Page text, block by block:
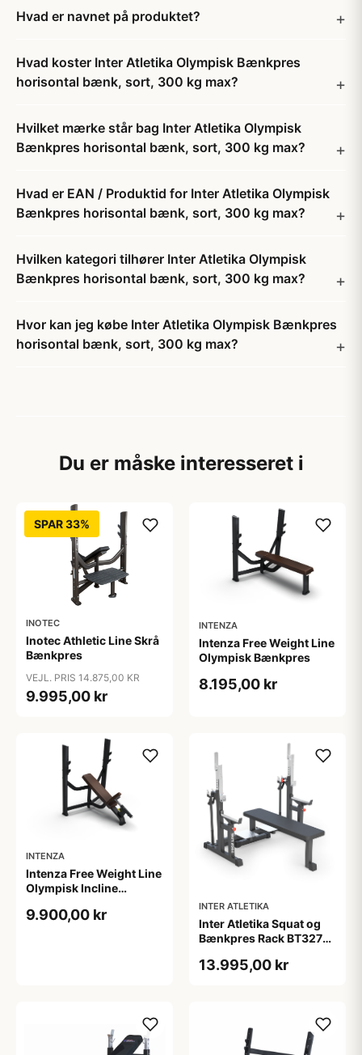
Hvad er navnet på produktet?
Hvad koster Inter Atletika Olympisk Bænkpres
horisontal bænk, sort, 300 kg max?
Hvilket mærke står bag Inter Atletika Olympisk
Bænkpres horisontal bænk, sort, 300 kg max?
Hvad er EAN / Produktid for Inter Atletika Olympisk
Bænkpres horisontal bænk, sort, 300 kg max?
Hvilken kategori tilhører Inter Atletika Olympisk
Bænkpres horisontal bænk, sort, 300 kg max?
Hvor kan jeg købe Inter Atletika Olympisk Bænkpres
horisontal bænk, sort, 300 kg max?
Du er måske interesseret i
SPAR 33%
INOTEC
Inotec Athletic Line Skrå
Bænkpres
VEJL. PRIS 14.875,00 KR
9.995,00 kr
INTENZA
Intenza Free Weight Line
Olympisk Bænkpres
8.195,00 kr
INTENZA
Intenza Free Weight Line
Olympisk Incline
9.900,00 kr
INTER ATLETIKA
Inter Atletika Squat og
Bænkpres Rack BT327
300 kg
13.995,00 kr